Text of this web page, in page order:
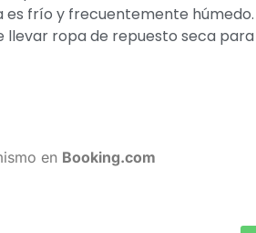
es frío y frecuentemente
llevar ropa de repuesto seca
en Booking.com